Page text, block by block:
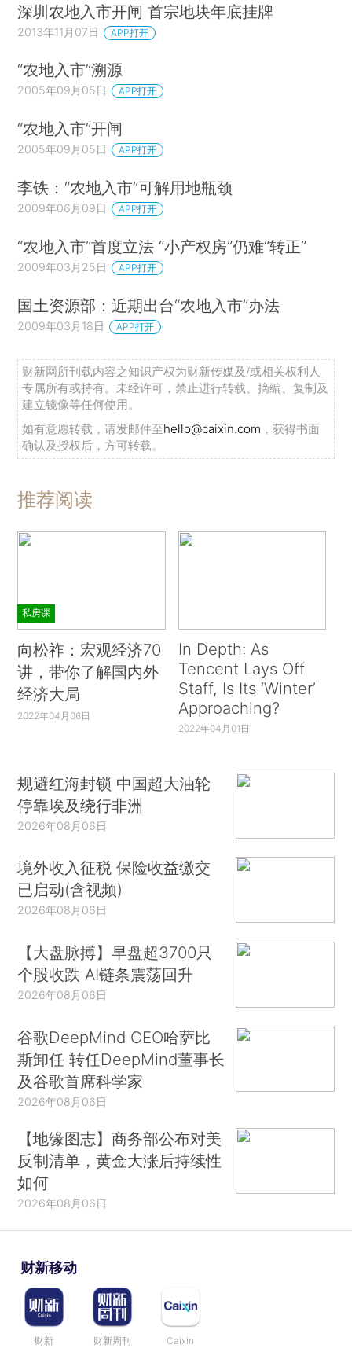
深圳农地入市开闸 首宗地块年底挂牌
2013年11月07日 APP打开
“农地入市”溯源
2005年09月05日 APP打开
“农地入市”开闸
2005年09月05日 APP打开
李铁：“农地入市”可解用地瓶颈
2009年06月09日 APP打开
“农地入市”首度立法 “小产权房”仍难“转正”
2009年03月25日 APP打开
国土资源部：近期出台“农地入市”办法
2009年03月18日 APP打开
财新网所刊载内容之知识产权为财新传媒及/或相关权利人
专属所有或持有。未经许可，禁止进行转载、摘编、复制及
建立镜像等任何使用。
如有意愿转载，请发邮件至hello@caixin.com ，获得书面
确认及授权后，方可转载。
推荐阅读
私房课
向松祚：宏观经济70
讲，带你了解国内外
经济大局
2022年04月06日
In Depth: As
Tencent Lays Off
Staff, Is Its ‘Winter’
Approaching?
2022年04月01日
规避红海封锁 中国超大油轮
停靠埃及绕行非洲
2026年08月06日
境外收入征税 保险收益缴交
已启动(含视频)
2026年08月06日
【大盘脉搏】早盘超3700只
个股收跌 AI链条震荡回升
2026年08月06日
谷歌DeepMind CEO哈萨比
斯卸任 转任DeepMind董事长
及谷歌首席科学家
2026年08月06日
【地缘图志】商务部公布对美
反制清单，黄金大涨后持续性
如何
2026年08月06日
财新移动
财新 财新周刊 Caixin